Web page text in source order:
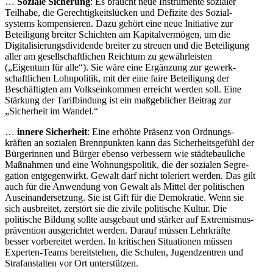
Teilhabe, die Gerech­tig­keits­lücken und Defizite des Sozial­
systems kompen­sieren. Dazu gehört eine neue Initiative zur
Betei­ligung breiter Schichten am Kapital­ver­mögen, um die
Digita­li­sie­rungs­di­vi­dende breiter zu streuen und die Betei­ligung
aller am gesell­schaft­lichen Reichtum zu gewähr­leisten
(„Eigentum für alle“). Sie wäre eine Ergänzung zur gewerk­
schaft­lichen Lohnpo­litik, mit der eine faire Betei­ligung der
Beschäf­tigten am Volks­ein­kommen erreicht werden soll. Eine
Stärkung der Tarif­bindung ist ein maßgeb­licher Beitrag zur
„Sicherheit im Wandel.“
… innere Sicherheit: Eine erhöhte Präsenz von Ordnungs­
kräften an sozialen Brenn­punkten kann das Sicher­heits­gefühl der
Bürge­rinnen und Bürger ebenso verbessern wie städte­bau­liche
Maßnahmen und eine Wohnungs­po­litik, die der sozialen Segre­
gation entge­gen­wirkt. Gewalt darf nicht toleriert werden. Das gilt
auch für die Anwendung von Gewalt als Mittel der politi­schen
Ausein­an­der­setzung. Sie ist Gift für die Demokratie. Wenn sie
sich ausbreitet, zerstört sie die zivile politische Kultur. Die
politische Bildung sollte ausgebaut und stärker auf Extre­mis­mus­
prä­vention ausge­richtet werden. Darauf müssen Lehrkräfte
besser vorbe­reitet werden. In kriti­schen Situa­tionen müssen
Experten-Teams bereit­stehen, die Schulen, Jugend­zentren und
Straf­an­stalten vor Ort unterstützen.